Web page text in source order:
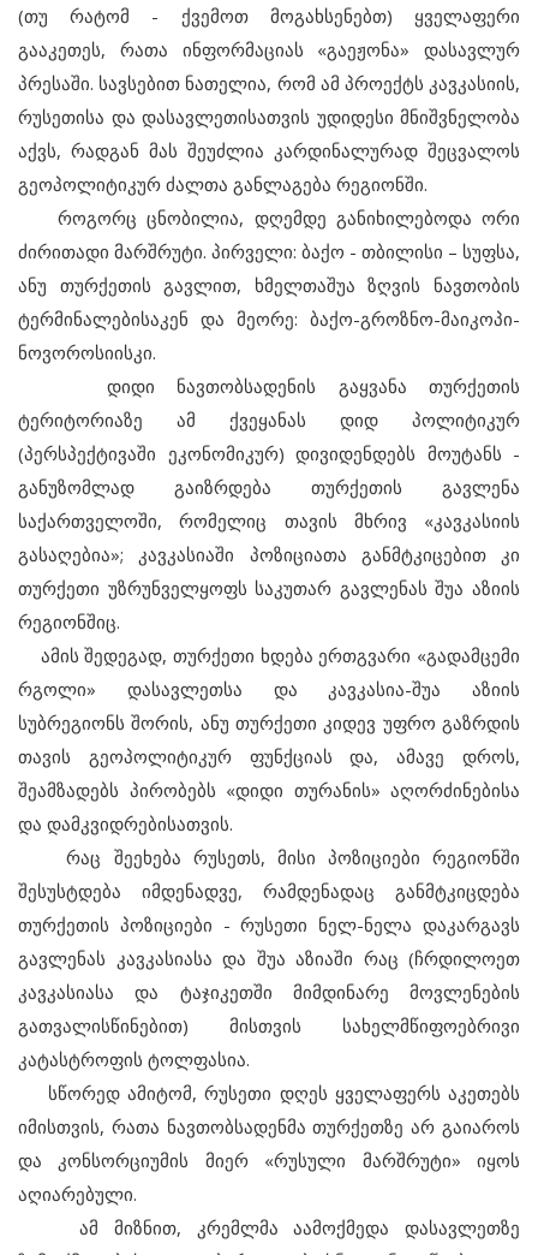
(თუ რატომ - ქვემოთ მოგახსენებთ) ყველაფერი
გააკეთეს, რათა ინფორმაციას «გაეჟონა» დასავლურ
პრესაში. სავსებით ნათელია, რომ ამ პროექტს კავკასიის,
რუსეთისა და დასავლეთისათვის უდიდესი მნიშვნელობა
აქვს, რადგან მას შეუძლია კარდინალურად შეცვალოს
გეოპოლიტიკურ ძალთა განლაგება რეგიონში.
როგორც ცნობილია, დღემდე განიხილებოდა ორი
ძირითადი მარშრუტი. პირველი: ბაქო - თბილისი – სუფსა,
ანუ თურქეთის გავლით, ხმელთაშუა ზღვის ნავთობის
ტერმინალებისაკენ და მეორე: ბაქო-გროზნო-მაიკოპი-
ნოვოროსიისკი.
დიდი ნავთობსადენის გაყვანა თურქეთის
ტერიტორიაზე ამ ქვეყანას დიდ პოლიტიკურ
(პერსპექტივაში ეკონომიკურ) დივიდენდებს მოუტანს -
განუზომლად გაიზრდება თურქეთის გავლენა
საქართველოში, რომელიც თავის მხრივ «კავკასიის
გასაღებია»; კავკასიაში პოზიციათა განმტკიცებით კი
თურქეთი უზრუნველყოფს საკუთარ გავლენას შუა აზიის
რეგიონშიც.
ამის შედეგად, თურქეთი ხდება ერთგვარი «გადამცემი
რგოლი» დასავლეთსა და კავკასია-შუა აზიის
სუბრეგიონს შორის, ანუ თურქეთი კიდევ უფრო გაზრდის
თავის გეოპოლიტიკურ ფუნქციას და, ამავე დროს,
შეამზადებს პირობებს «დიდი თურანის» აღორძინებისა
და დამკვიდრებისათვის.
რაც შეეხება რუსეთს, მისი პოზიციები რეგიონში
შესუსტდება იმდენადვე, რამდენადაც განმტკიცდება
თურქეთის პოზიციები - რუსეთი ნელ-ნელა დაკარგავს
გავლენას კავკასიასა და შუა აზიაში რაც (ჩრდილოეთ
კავკასიასა და ტაჯიკეთში მიმდინარე მოვლენების
გათვალისწინებით) მისთვის სახელმწიფოებრივი
კატასტროფის ტოლფასია.
სწორედ ამიტომ, რუსეთი დღეს ყველაფერს აკეთებს
იმისთვის, რათა ნავთობსადენმა თურქეთზე არ გაიაროს
და კონსორციუმის მიერ «რუსული მარშრუტი» იყოს
აღიარებული.
ამ მიზნით, კრემლმა აამოქმედა დასავლეთზე